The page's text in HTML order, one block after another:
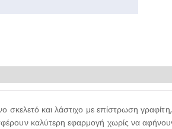
και λάστιχο με επίστρωση
καλύτερη εφαρμογή χωρίς να